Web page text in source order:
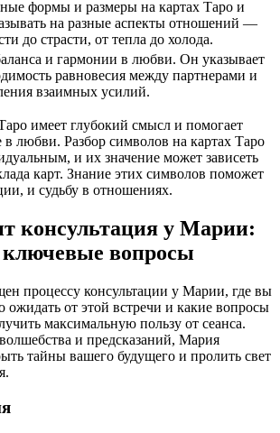
формы и размеры на картах Таро и
на разные аспекты отношений —
до страсти, от тепла до холода.
и гармонии в любви. Он указывает
равновесия между партнерами и
взаимных усилий.
имеет глубокий смысл и помогает
в любви. Разбор символов на картах Таро
и их значение может зависеть
карт. Знание этих символов поможет
и судьбу в отношениях.
консультация у Марии:
вопросы
процессу консультации у Марии, где вы
ожидать от этой встречи и какие вопросы
максимальную пользу от сеанса.
и предсказаний, Мария
тайны вашего будущего и пролить свет